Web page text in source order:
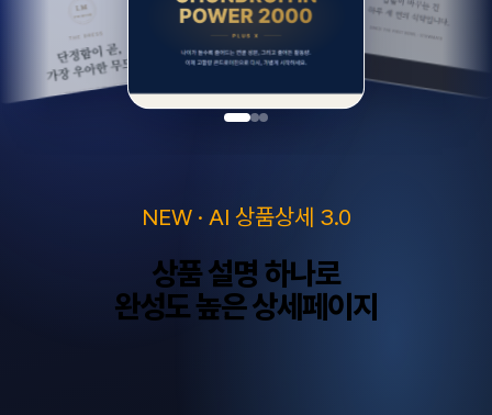
NEW · AI 상품상세 3.0
상품 설명 하나로
완성도 높은 상세페이지